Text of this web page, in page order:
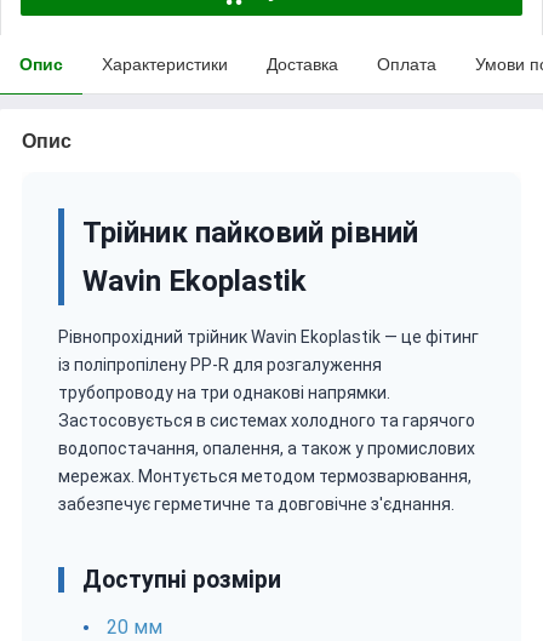
Опис Характеристики Доставка Оплата Умови
Опис
Трійник пайковий рівний
Wavin Ekoplastik
Рівнопрохідний трійник Wavin Ekoplastik — це фітинг
із поліпропілену PP-R для розгалуження
трубопроводу на три однакові напрямки.
Застосовується в системах холодного та гарячого
водопостачання, опалення, а також у промислових
мережах. Монтується методом термозварювання,
забезпечує герметичне та довговічне з'єднання.
Доступні розміри
20 мм